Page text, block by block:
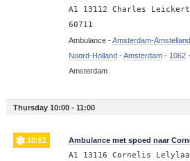
A1 13112 Charles
60711
Ambulance -Amsterdam-Amstelland
Noord-Holland-Amsterdam- 1062-
Amsterdam
Thursday 10:00 - 11:00
10:51 Ambulance met spoed naar
A1 13116 Cornelis